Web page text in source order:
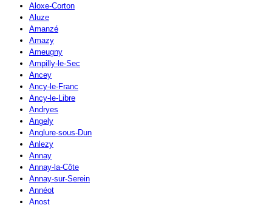
Aloxe-Corton
Aluze
Amanzé
Amazy
Ameugny
Ampilly-le-Sec
Ancey
Ancy-le-Franc
Ancy-le-Libre
Andryes
Angely
Anglure-sous-Dun
Anlezy
Annay
Annay-la-Côte
Annay-sur-Serein
Annéot
Anost